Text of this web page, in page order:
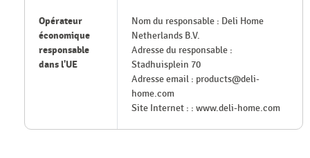
Opérateur
économique
responsable
dans l'UE
Nom du responsable : Deli Home
Netherlands B.V.
Adresse du responsable :
Stadhuisplein 70
Adresse email : products@deli-
home.com
Site Internet : : www.deli-home.com